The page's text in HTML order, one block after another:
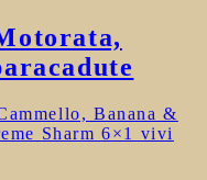
Banana &
Sharm 6×1 vivi